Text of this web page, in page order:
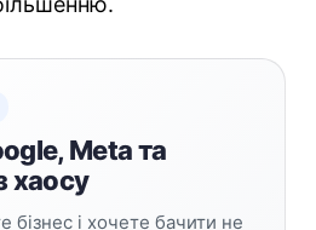
Meta та
хаосу
бізнес і хочете бачити не